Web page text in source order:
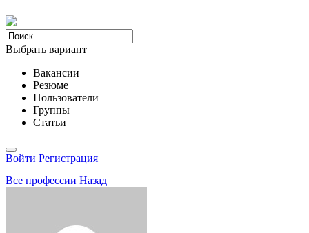
Выбрать вариант
Вакансии
Резюме
Пользователи
Группы
Статьи
Войти Регистрация
Все професcии Назад